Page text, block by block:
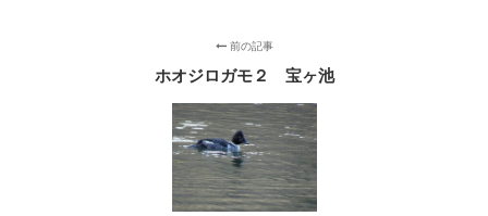
前の記事
ホオジロガモ２ 宝ヶ池